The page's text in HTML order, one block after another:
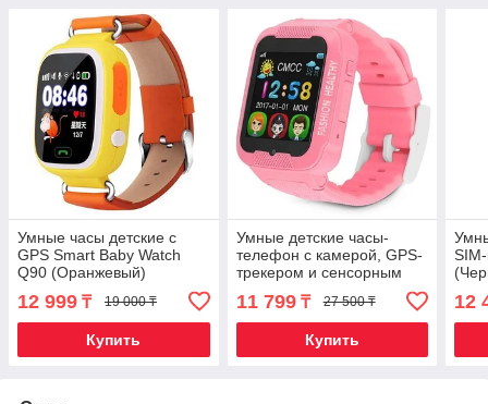
Умные часы детские с
GPS Smart Baby Watch
Q90 (Оранжевый)
12 999 ₸ 19 000 ₸
Купить
Умные детские часы-
телефон с камерой, GPS-
трекером и сенсорным
экраном Smart Watch K3
(Розовый)
11 799₸ 27 500 ₸
Купить
12